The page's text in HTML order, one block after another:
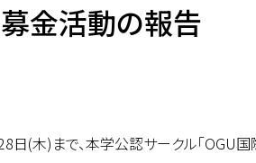
金活動の報告
(木)まで、本学公認サークル「OGU